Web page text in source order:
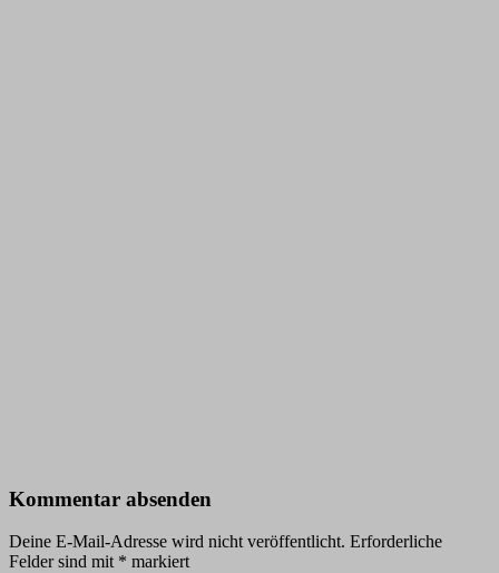
Kommentar absenden
Deine E-Mail-Adresse wird nicht veröffentlicht. Erforderliche
Felder sind mit * markiert